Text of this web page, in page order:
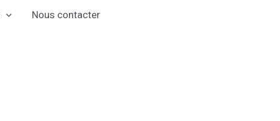
Nous contacter